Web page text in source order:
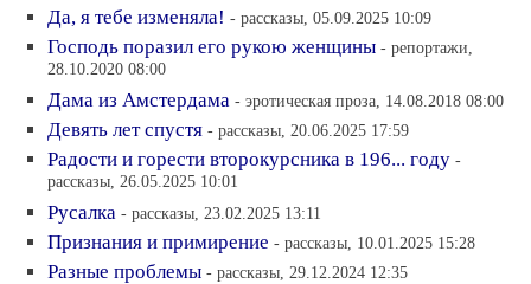
Да, я тебе изменяла! - рассказы, 05.09.2025 10:09
Господь поразил его рукою женщины - репортажи,
28.10.2020 08:00
Дама из Амстердама - эротическая проза, 14.08.2018 08:00
Девять лет спустя - рассказы, 20.06.2025 17:59
Радости и горести второкурсника в 196... году -
рассказы, 26.05.2025 10:01
Русалка - рассказы, 23.02.2025 13:11
Признания и примирение - рассказы, 10.01.2025 15:28
Разные проблемы - рассказы, 29.12.2024 12:35